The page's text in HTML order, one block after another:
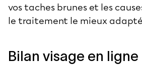
vos taches brunes et les
le traitement le mieux
Bilan visage en ligne